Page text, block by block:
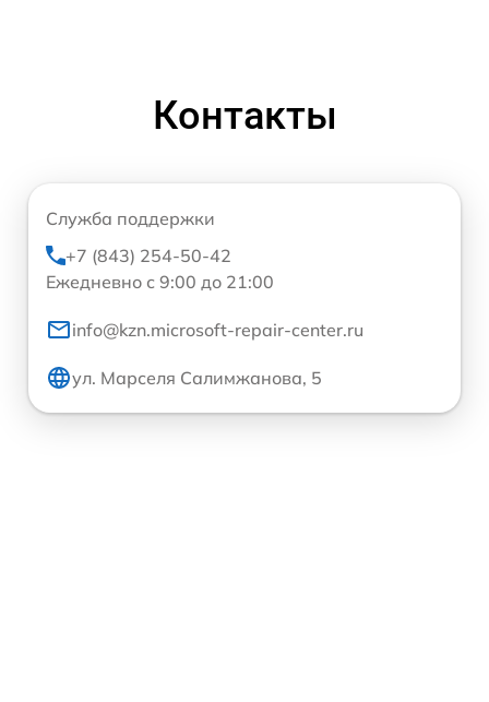
Контакты
Служба поддержки
+7 (843) 254-50-42
Ежедневно с 9:00 до 21:00
info@kzn.microsoft-repair-center.ru
ул. Марселя Салимжанова, 5